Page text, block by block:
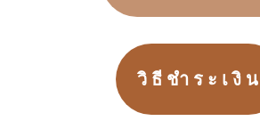
วิธีชำระเงิน